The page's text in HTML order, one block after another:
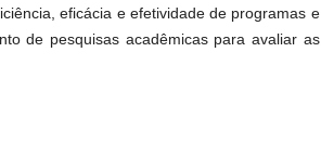
eficácia e efetividade de programas e
de pesquisas acadêmicas para avaliar as